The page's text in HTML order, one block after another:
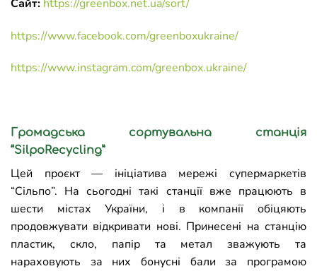
Сайт: https://greenbox.net.ua/sort/
https://www.facebook.com/greenboxukraine/
https://www.instagram.com/greenbox.ukraine/
Громадська сортувальна станція
“SilpoRecycling”
Цей проєкт — ініціатива мережі супермаркетів
“Сільпо”. На сьогодні такі станції вже працюють в
шести містах України, і в компанії обіцяють
продовжувати відкривати нові. Принесені на станцію
пластик, скло, папір та метал зважують та
нараховують за них бонусні бали за програмою